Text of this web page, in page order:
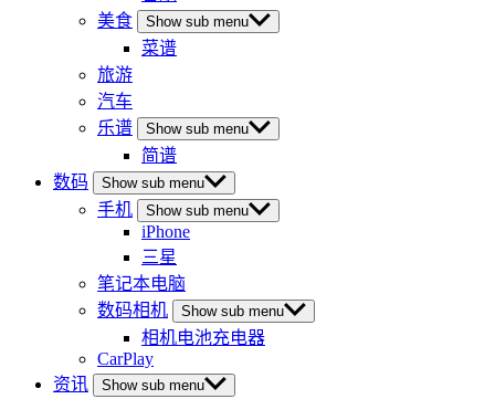
美食
Show sub menu
菜谱
旅游
汽车
乐谱
Show sub menu
简谱
数码
Show sub menu
手机 Show sub menu
iPhone
三星
笔记本电脑
数码相机
Show sub menu
相机电池充电器
CarPlay
资讯
Show sub menu